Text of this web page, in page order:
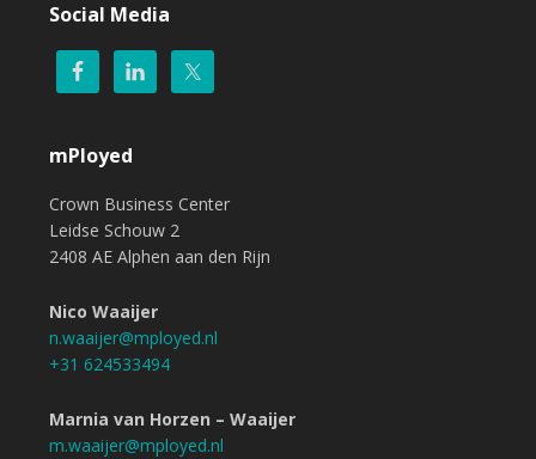
Social Media
mPloyed
Crown Business Center
Leidse Schouw 2
2408 AE Alphen aan den Rijn
Nico Waaijer
n.waaijer@mployed.nl
+31 624533494
Marnia van Horzen – Waaijer
m.waaijer@mployed.nl